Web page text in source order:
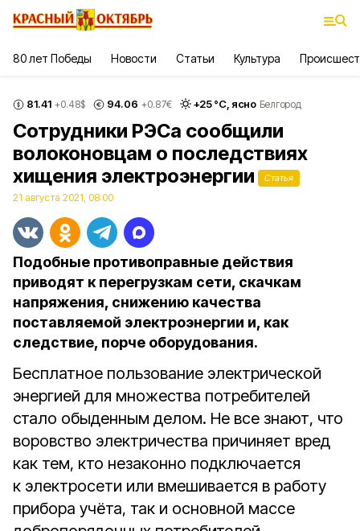
80 лет Победы Новости Статьи Культура
81.41 +0.48$ 94.06 +0.87€ +25°С, ясно Белгород
Сотрудники РЭСа сообщили
волоконовцам о последствиях
хищения электроэнергии
Статья
21 августа 2021, 08:00
Подобные противоправные действия
приводят к перегрузкам сети, скачкам
напряжения, снижению качества
поставляемой электроэнергии и, как
следствие, порче оборудования.
Бесплатное пользование электрической
энергией для множества потребителей
стало обыденным делом. Не все знают, что
воровство электричества причиняет вред
как тем, кто незаконно подключается
к электросети или вмешивается в работу
прибора учёта, так и основной массе